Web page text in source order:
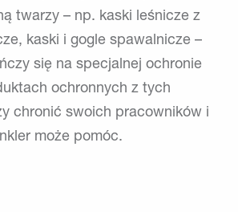
twarzy – np. kaski leśnicze z
kaski i gogle spawalnicze –
się na specjalnej ochronie
ochronnych z tych
chronić swoich pracowników i
może pomóc.